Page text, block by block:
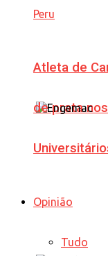
Atleta de
de prata
Opinião
Tudo